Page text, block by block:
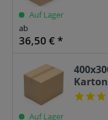
Auf Lager
ab
36,50 € *
Auf Lager